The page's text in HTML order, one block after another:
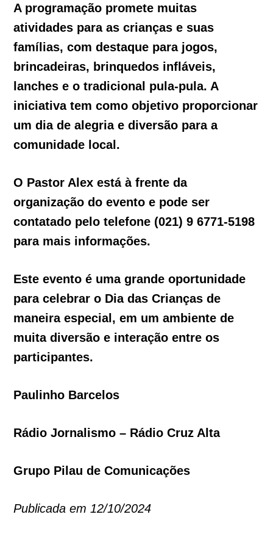
A programação promete muitas
atividades para as crianças e suas
famílias, com destaque para jogos,
brincadeiras, brinquedos infláveis,
lanches e o tradicional pula-pula. A
iniciativa tem como objetivo proporcionar
um dia de alegria e diversão para a
comunidade local.
O Pastor Alex está à frente da
organização do evento e pode ser
contatado pelo telefone (021) 9 6771-5198
para mais informações.
Este evento é uma grande oportunidade
para celebrar o Dia das Crianças de
maneira especial, em um ambiente de
muita diversão e interação entre os
participantes.
Paulinho Barcelos
Rádio Jornalismo – Rádio Cruz Alta
Grupo Pilau de Comunicações
Publicada em 12/10/2024